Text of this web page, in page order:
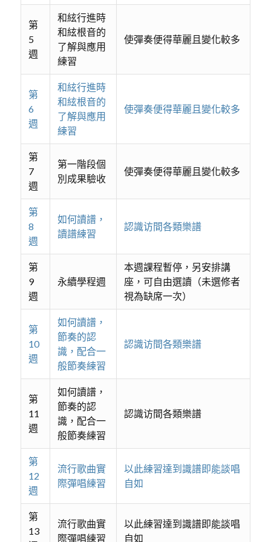
第
5
週
和絃行進時
和絃根音的
了解與應用
練習
使彈奏便得華麗且變化較多
第
6
週
和絃行進時
和絃根音的
了解與應用
練習
使彈奏便得華麗且變化較多
第
7
週
第一階段個
別成果驗收
使彈奏便得華麗且變化較多
第
8
週
如何讀譜，
讀譜練習
認識访間各類樂譜
第
9
週
永續學程週
本週課程暫停，另安排講
座，可自由選讀（未選修者
視為缺席一次）
第
10
週
如何讀譜，
節奏的認
識，配合一
般節奏練習
認識访間各類樂譜
第
11
週
如何讀譜，
節奏的認
識，配合一
般節奏練習
認識访間各類樂譜
第
12
週
流行歌曲實
際彈唱練習
以此練習達到識譜即能談唱
自如
第
13
流行歌曲實
際彈唱練習
以此練習達到識譜即能談唱
自如